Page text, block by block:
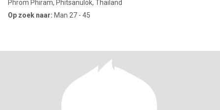
Phrom Phiram, Phitsanulok, Thailand
Op zoek naar: Man 27 - 45